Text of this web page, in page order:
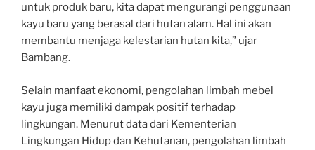
untuk produk baru, kita dapat mengurangi penggunaan
kayu baru yang berasal dari hutan alam. Hal ini akan
membantu menjaga kelestarian hutan kita,” ujar
Bambang.
Selain manfaat ekonomi, pengolahan limbah mebel
kayu juga memiliki dampak positif terhadap
lingkungan. Menurut data dari Kementerian
Lingkungan Hidup dan Kehutanan, pengolahan limbah